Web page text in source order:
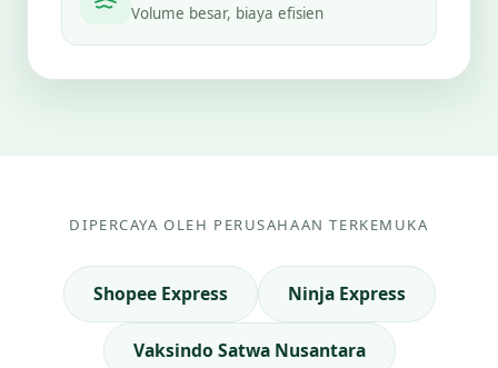
Volume besar, biaya efisien
DIPERCAYA OLEH PERUSAHAAN TERKEMUKA
Shopee Express Ninja Express
Vaksindo Satwa Nusantara